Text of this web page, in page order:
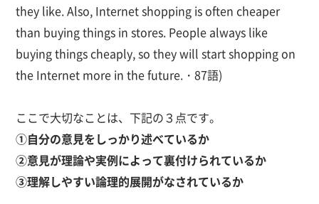
they like. Also, Internet shopping is often cheaper
than buying things in stores. People always like
buying things cheaply, so they will start shopping on
the Internet more in the future.・87語)
ここで大切なことは、下記の３点です。
①自分の意見をしっかり述べているか
②意見が理論や実例によって裏付けられているか
③理解しやすい論理的展開がなされているか